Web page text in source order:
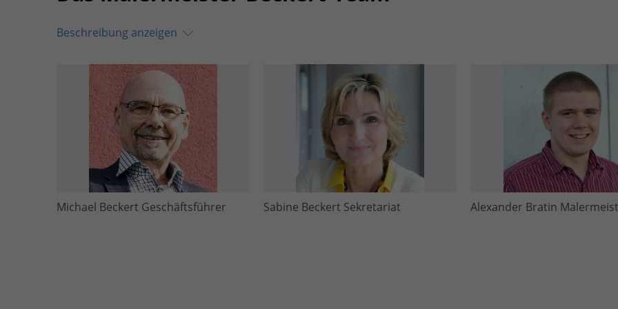
Beschreibung anzeigen
Michael Beckert Geschäftsführer Sabine Beckert Sekretariat Alexander Bratin